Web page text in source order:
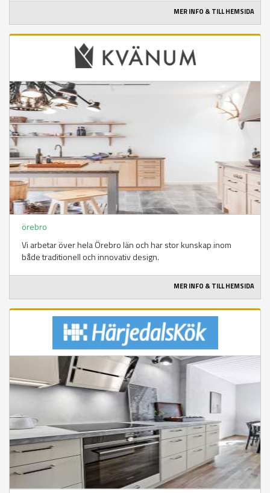
MER INFO & TILL HEMSIDA
örebro
Vi arbetar över hela Örebro län och har stor kunskap inom
både traditionell och innovativ design.
MER INFO & TILL HEMSIDA